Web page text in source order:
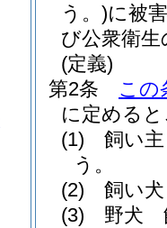
う。)に被
び公衆衛
(定義)
第2条
この
に定める
(1)
飼い
う。
(2)
飼い
(3)
野犬